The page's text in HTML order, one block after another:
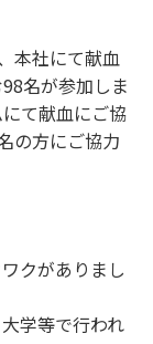
本社にて献血
名が参加しま
て献血にご協
の方にご協力
クがありまし
学等で行われ